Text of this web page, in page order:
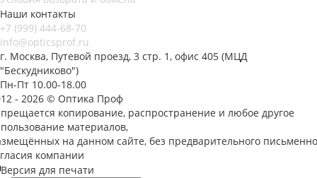
Наши контакты
+7 (999) 444-68-70
info@opticsprof.ru
г. Москва, Путевой проезд, 3 стр. 1, офис 405 (МЦД
"Бескудниково")
Пн-Пт 10.00-18.00
- 2026 © Оптика Проф
копирование, распространение и любое другое
материалов,
на данном сайте, без предварительного
компании
Версия для печати